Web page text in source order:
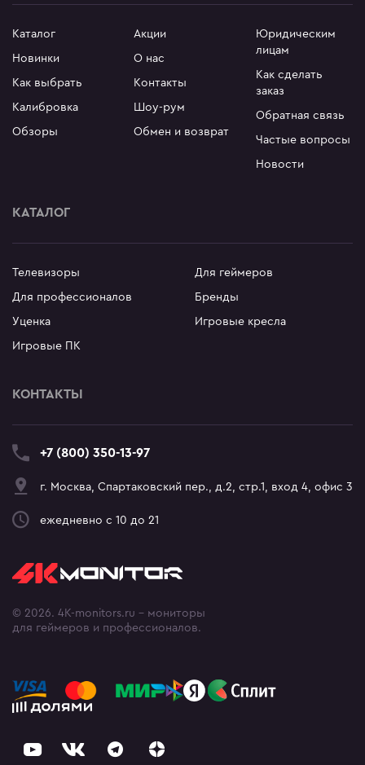
Каталог
Новинки
Как выбрать
Калибровка
Обзоры
Акции
О нас
Контакты
Шоу-рум
Обмен и возврат
Юридическим
лицам
Как сделать
заказ
Обратная связь
Частые вопросы
Новости
КАТАЛОГ
Телевизоры
Для геймеров
Для профессионалов
Бренды
Уценка
Игровые кресла
Игровые ПК
КОНТАКТЫ
+7 (800) 350-13-97
г. Москва, Спартаковский пер., д.2, стр.1, вход 4, офис 3
ежедневно с 10 до 21
© 2026. 4K-monitors.ru - мониторы
для геймеров и профессионалов.